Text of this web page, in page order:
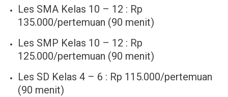
Les SMA Kelas 10 – 12 : Rp
135.000/pertemuan (90 menit)
Les SMP Kelas 10 – 12 : Rp
125.000/pertemuan (90 menit)
Les SD Kelas 4 – 6 : Rp 115.000/pertemuan
(90 menit)